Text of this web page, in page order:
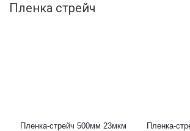
Пленка стрейч
Пленка-стрейч 500мм 23мкм
Пленка-